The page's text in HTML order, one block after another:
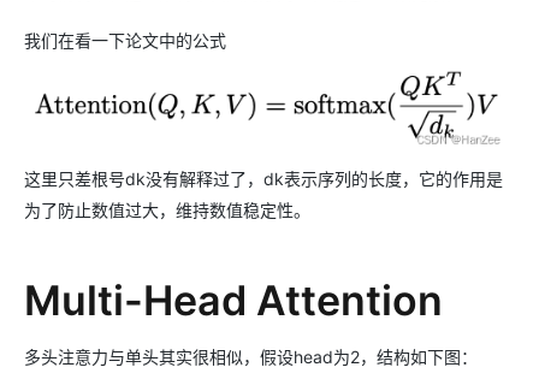
我们在看一下论文中的公式
这里只差根号dk没有解释过了，dk表示序列的长度，它的作用是
为了防止数值过大，维持数值稳定性。
Multi-Head Attention
多头注意力与单头其实很相似，假设head为2，结构如下图：